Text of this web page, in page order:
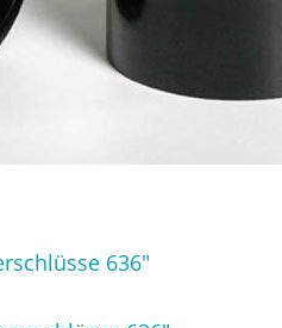
636"